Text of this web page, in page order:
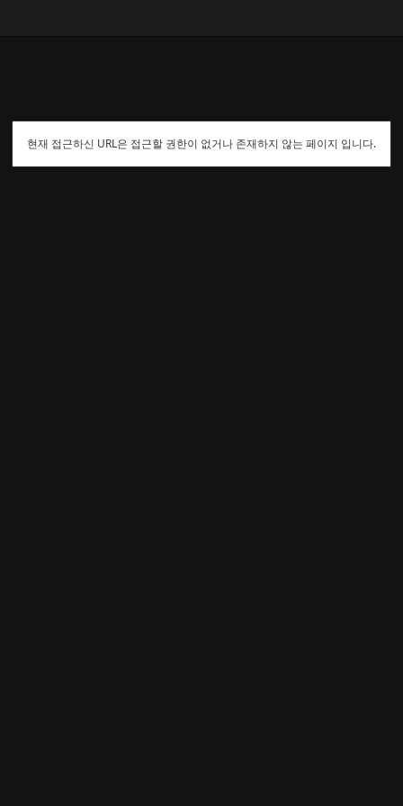
현재 접근하신 URL은 접근할 권한이 없거나 존재하지 않는 페이지 입니다.